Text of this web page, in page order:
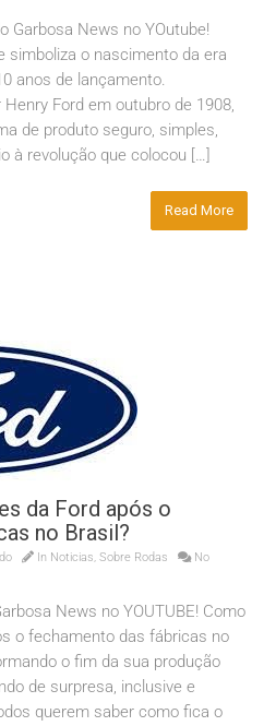
Garbosa News no YOutube!
simboliza o nascimento da era
anos de lançamento.
Ford em outubro de 1908,
de produto seguro, simples,
à revolução que colocou […]
Read More
da Ford após o
no Brasil?
In Noticias, Sobre Rodas
No
News no YOUTUBE! Como
o fechamento das fábricas no
o fim da sua produção
de surpresa, inclusive e
querem saber como fica o